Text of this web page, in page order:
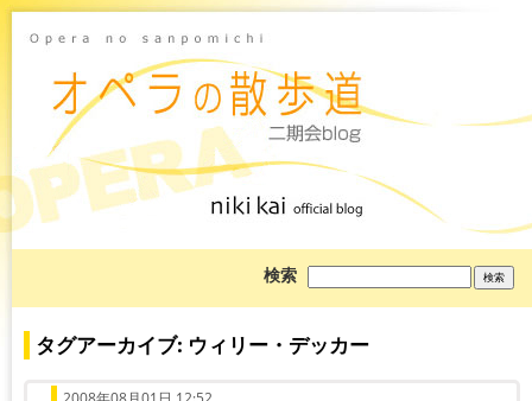
検索
を
索:
タグアーカイブ: ウィリー・デッカー